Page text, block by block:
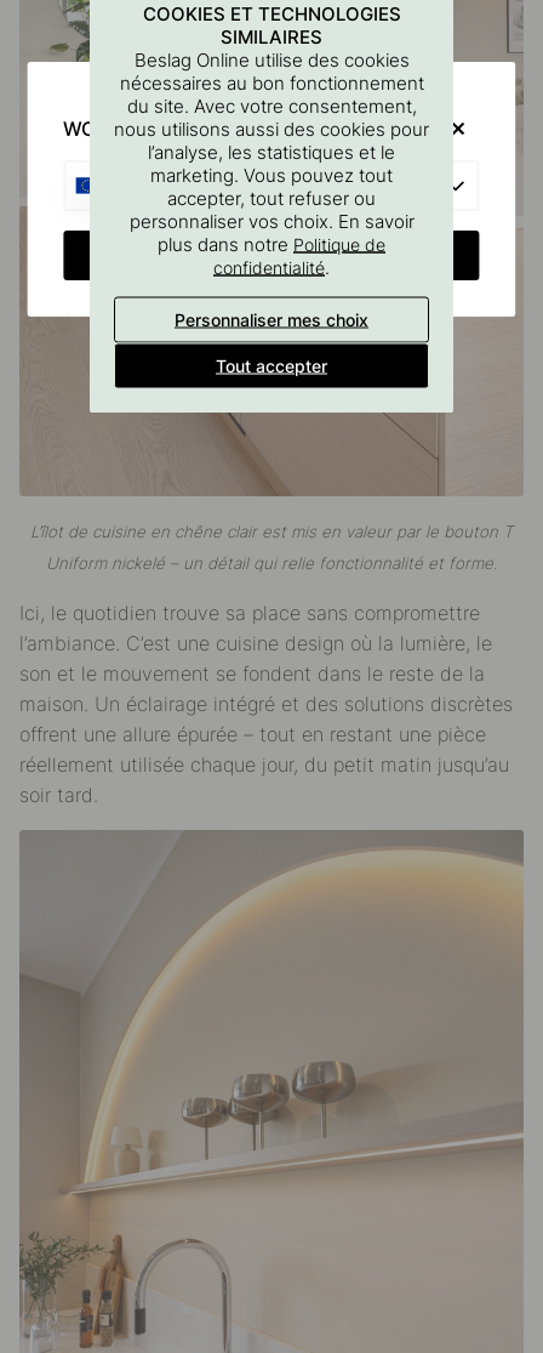
L’îlot de cuisine en chêne clair est mis en valeur par le bouton T
Uniform nickelé – un détail qui relie fonctionnalité et forme.
Ici, le quotidien trouve sa place sans compromettre
l’ambiance. C’est une cuisine design où la lumière, le
son et le mouvement se fondent dans le reste de la
maison. Un éclairage intégré et des solutions discrètes
offrent une allure épurée – tout en restant une pièce
réellement utilisée chaque jour, du petit matin jusqu’au
soir tard.
COOKIES ET TECHNOLOGIES
SIMILAIRES
Beslag Online utilise des cookies
nécessaires au bon fonctionnement
du site. Avec votre consentement,
nous utilisons aussi des cookies pour
l’analyse, les statistiques et le
marketing. Vous pouvez tout
accepter, tout refuser ou
personnaliser vos choix. En savoir
plus dans notre Politique de
confidentialité.
Personnaliser mes choix
Tout accepter
WOULD YOU RATHER VISIT?
CHANGE COUNTRY